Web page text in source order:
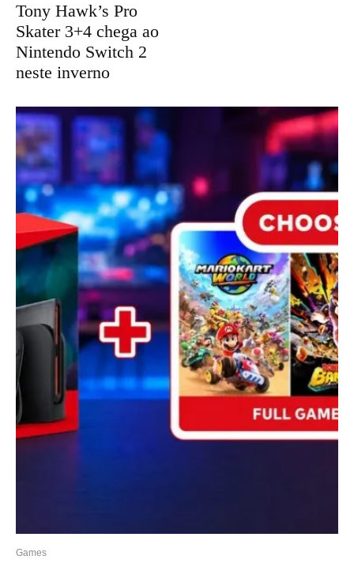
Tony Hawk’s Pro
Skater 3+4 chega ao
Nintendo Switch 2
neste inverno
Games